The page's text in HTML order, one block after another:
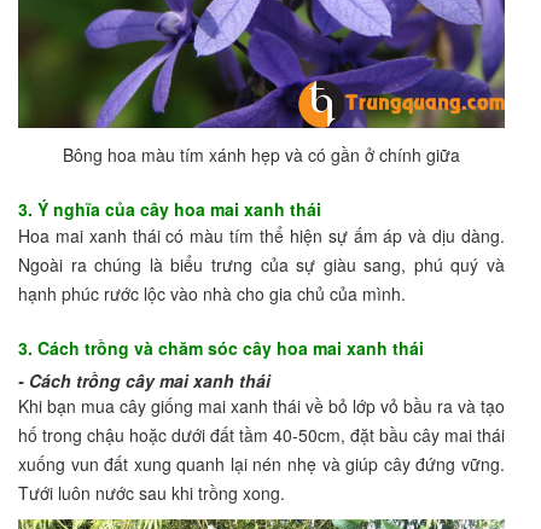
Bông hoa màu tím xánh hẹp và có gần ở chính giữa
3. Ý nghĩa của cây hoa mai xanh thái
Hoa mai xanh thái có màu tím thể hiện sự ấm áp và dịu dàng.
Ngoài ra chúng là biểu trưng của sự giàu sang, phú quý và
hạnh phúc rước lộc vào nhà cho gia chủ của mình.
3. Cách trồng và chăm sóc cây hoa mai xanh thái
- Cách trồng cây mai xanh thái
Khi bạn mua cây giống mai xanh thái về bỏ lớp vỏ bầu ra và tạo
hố trong chậu hoặc dưới đất tầm 40-50cm, đặt bầu cây mai thái
xuống vun đất xung quanh lại nén nhẹ và giúp cây đứng vững.
Tưới luôn nước sau khi trồng xong.